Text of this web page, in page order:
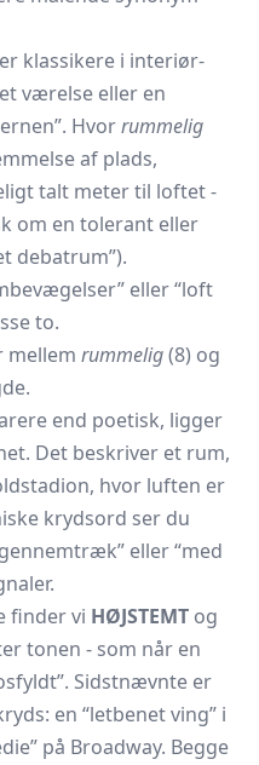
er klassikere i interiør-
værelse eller en
Hvorrummelig
af plads,
talt meter til loftet -
om en tolerant eller
debatrum”).
eller “loft
to.
mellem rummelig(8) og
end poetisk, ligger
Det beskriver et rum,
hvor luften er
krydsord ser du
eller “med
finder vi HØJSTEMT og
tonen - som når en
Sidstnævnte er
en “letbenet ving” i
på Broadway. Begge